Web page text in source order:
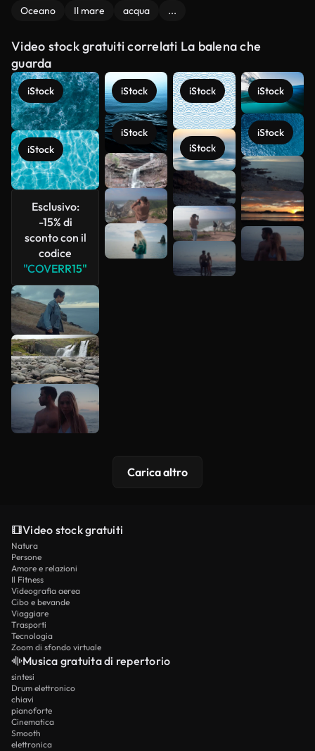
Oceano Il mare acqua ...
Video stock gratuiti correlati La balena che
guarda
iStock
iStock
Esclusivo:
-15% di
sconto con il
codice
"COVERR15"
iStock
iStock
iStock
iStock
iStock
iStock
Scopri di
più
Carica altro
Video stock gratuiti
Natura
Persone
Amore e relazioni
Il Fitness
Videografia aerea
Cibo e bevande
Viaggiare
Trasporti
Tecnologia
Zoom di sfondo virtuale
Musica gratuita di repertorio
sintesi
Drum elettronico
chiavi
pianoforte
Cinematica
Smooth
elettronica